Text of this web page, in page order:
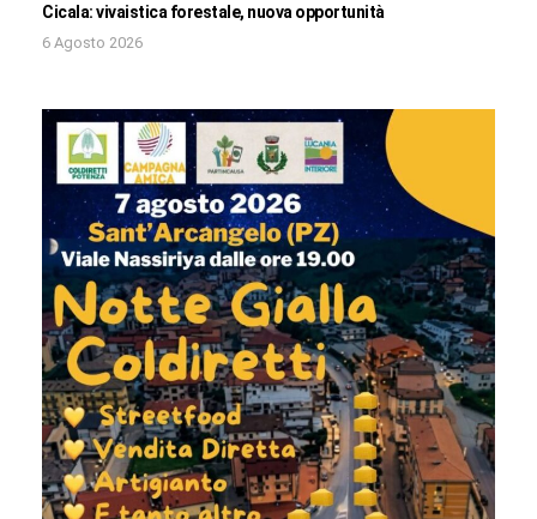
Cicala: vivaistica forestale, nuova opportunità
6 Agosto 2026